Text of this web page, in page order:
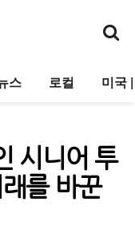
스 로컬 미국
시니어 투
를 바꾼